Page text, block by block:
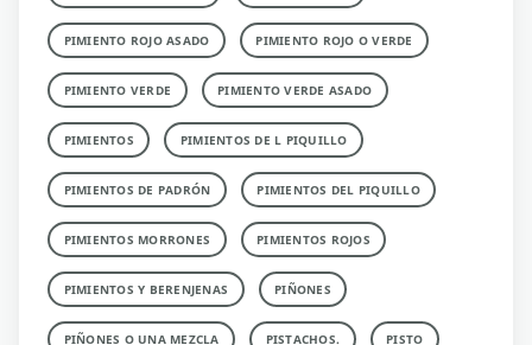
PIMIENTO ROJO ASADO PIMIENTO ROJO O VERDE
PIMIENTO VERDE PIMIENTO VERDE ASADO
PIMIENTOS PIMIENTOS DE L PIQUILLO
PIMIENTOS DE PADRÓN PIMIENTOS DEL PIQUILLO
PIMIENTOS MORRONES PIMIENTOS ROJOS
PIMIENTOS Y BERENJENAS PIÑONES
PIÑONES O UNA MEZCLA PISTACHOS. PISTO